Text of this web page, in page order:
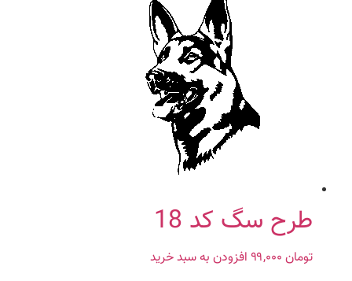
طرح سگ کد 18
تومان افزودن به سبد خرید